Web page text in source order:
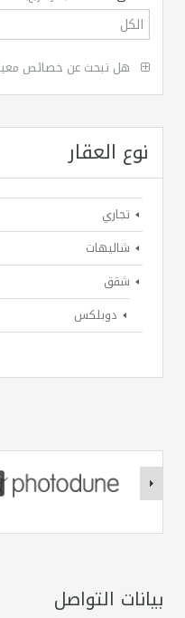
هل تبحث عن خصائص معينة؟
نوع العقار
تجاري
شاليهات
شقق
دوبلكس
بيانات التواصل